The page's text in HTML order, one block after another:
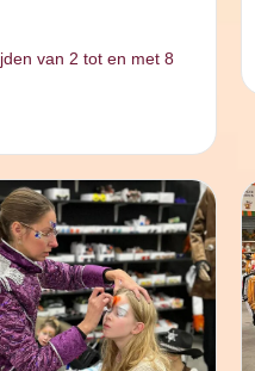
van 2 tot en met 8